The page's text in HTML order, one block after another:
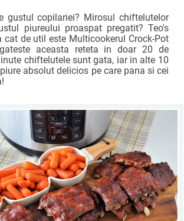
gustul copilariei? Mirosul chiftelutelor
piureului proaspat pregatit? Teo's
cat de util este Multicookerul Crock-Pot
aceasta reteta in doar 20 de
chiftelutele sunt gata, iar in alte 10
absolut delicios pe care pana si cei